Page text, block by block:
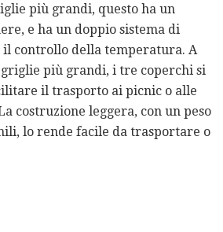
più grandi, questo ha un
e ha un doppio sistema di
controllo della temperatura. A
più grandi, i tre coperchi si
il trasporto ai picnic o alle
costruzione leggera, con un peso
lo rende facile da trasportare o